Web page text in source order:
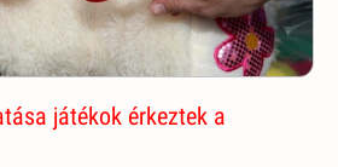
játékok érkeztek a